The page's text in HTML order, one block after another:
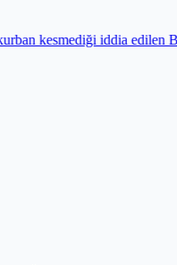
edilen BOLSEV bu yıl bağış